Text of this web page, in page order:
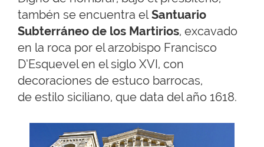
tambén se encuentra elSantuario
Subterráneo de los Martirios, excavado
en la roca por el arzobispo Francisco
D’Esquevel en el siglo XVI, con
decoraciones de estuco barrocas,
de estilo siciliano, que data del año 1618.